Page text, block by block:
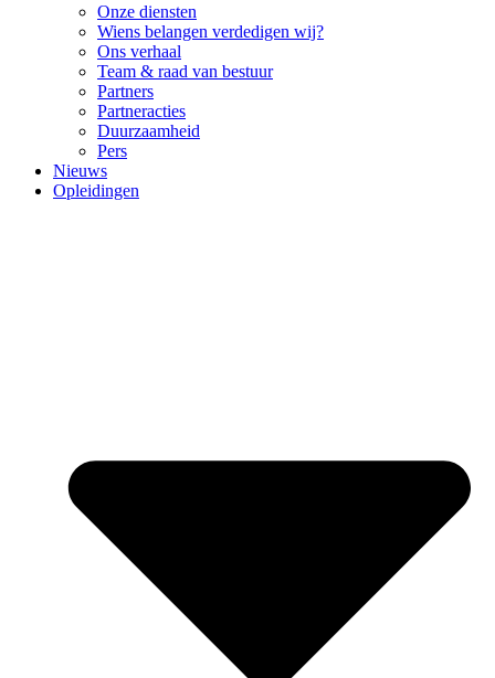
Onze diensten
Wiens belangen verdedigen wij?
Ons verhaal
Team & raad van bestuur
Partners
Partneracties
Duurzaamheid
Pers
Nieuws
Opleidingen